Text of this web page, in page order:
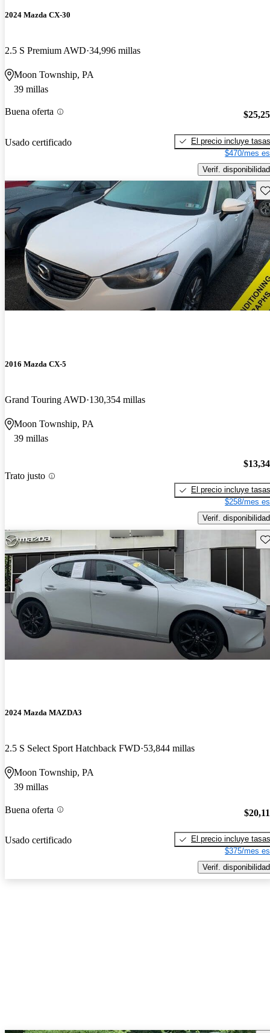
2024 Mazda CX-30
2.5 S Premium AWD 34,996 millas
Moon Township, PA
39 millas
Buena oferta
Usado certificado
El precio incluye tasas
$470/mes
Verif. disponibilidad
2016 Mazda CX-5
Grand Touring AWD 130,354 millas
Moon Township, PA
39 millas
Trato justo
El precio incluye tasas
$258/mes
Verif. disponibilidad
2024 Mazda MAZDA3
2.5 S Select Sport Hatchback FWD 53,844 millas
Moon Township, PA
39 millas
Buena oferta
Usado certificado
El precio incluye tasas
$375/mes
Verif. disponibilidad